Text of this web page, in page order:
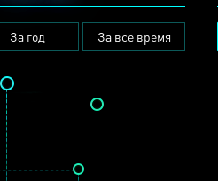
За год За все время